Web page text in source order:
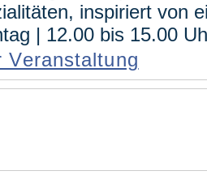
inspiriert von
| 12.00 bis 15.00
Veranstaltung